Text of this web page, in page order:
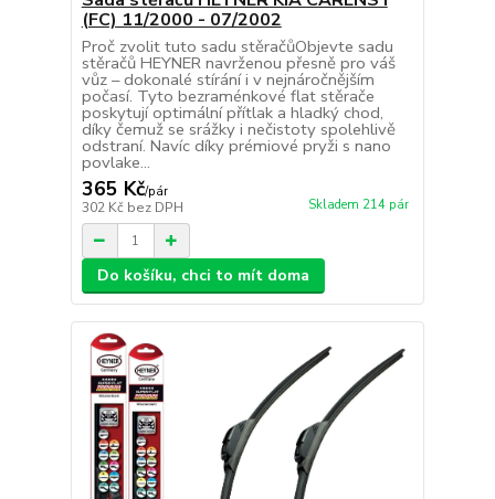
(FC) 11/2000 - 07/2002
Proč zvolit tuto sadu stěračůObjevte sadu
stěračů HEYNER navrženou přesně pro váš
vůz – dokonalé stírání i v nejnáročnějším
počasí. Tyto bezraménkové flat stěrače
poskytují optimální přítlak a hladký chod,
díky čemuž se srážky i nečistoty spolehlivě
odstraní. Navíc díky prémiové pryži s nano
povlake...
365 Kč/pár
302 Kč bez DPH Skladem 214 pár
Do košíku, chci to mít doma